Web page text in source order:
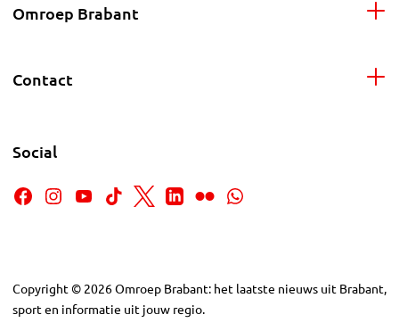
Omroep Brabant
Contact
Social
Copyright © 2026Omroep Brabant: het laatste nieuws uit Brabant,
sport en informatie uit jouw regio.